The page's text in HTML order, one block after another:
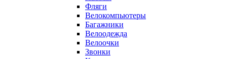
Фляги
Велокомпьютеры
Багажники
Велоодежда
Велоочки
Звонки